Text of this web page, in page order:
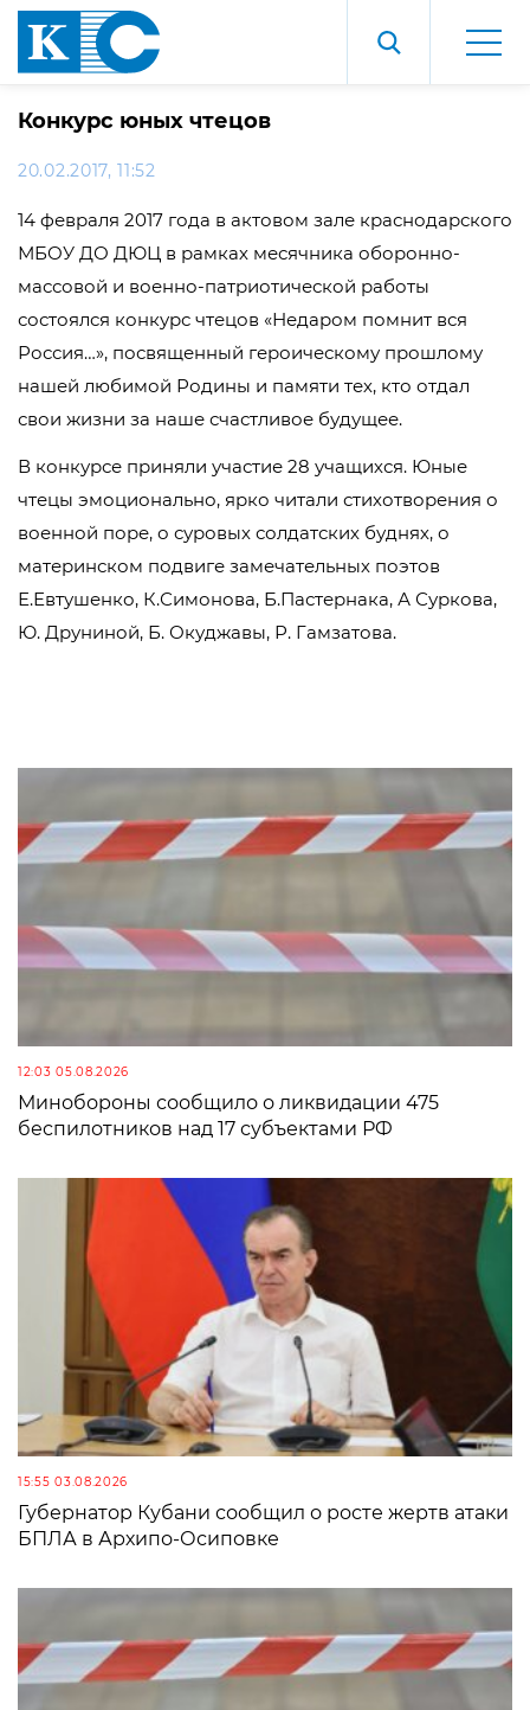
Конкурс юных чтецов
20.02.2017, 11:52
14 февраля 2017 года в актовом зале краснодарского
МБОУ ДО ДЮЦ в рамках месячника оборонно-
массовой и военно-патриотической работы
состоялся конкурс чтецов «Недаром помнит вся
Россия…», посвященный героическому прошлому
нашей любимой Родины и памяти тех, кто отдал
свои жизни за наше счастливое будущее.
В конкурсе приняли участие 28 учащихся. Юные
чтецы эмоционально, ярко читали стихотворения о
военной поре, о суровых солдатских буднях, о
материнском подвиге замечательных поэтов
Е.Евтушенко, К.Симонова, Б.Пастернака, А Суркова,
Ю. Друниной, Б. Окуджавы, Р. Гамзатова.
12:03 05.08.2026
Минобороны сообщило о ликвидации 475
беспилотников над 17 субъектами РФ
15:55 03.08.2026
Губернатор Кубани сообщил о росте жертв атаки
БПЛА в Архипо-Осиповке